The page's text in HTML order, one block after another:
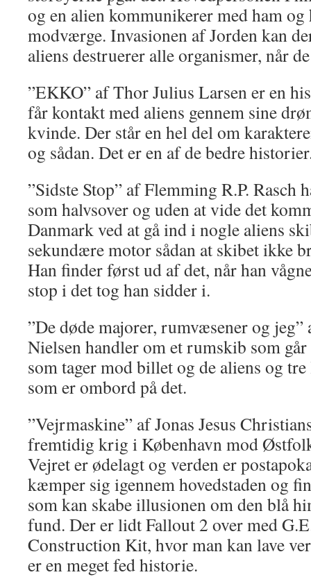
og en alien kommunikerer med ham
modværge. Invasionen af Jorden kan
aliens destruerer alle organismer, når
”EKKO” af Thor Julius Larsen er en
får kontakt med aliens gennem sine
kvinde. Der står en hel del om
og sådan. Det er en af de bedre
”Sidste Stop” af Flemming R.P. Rasch
som halvsover og uden at vide det
Danmark ved at gå ind i nogle aliens
sekundære motor sådan at skibet ikke
Han finder først ud af det, når han
stop i det tog han sidder i.
”De døde majorer, rumvæsener og jeg”
Nielsen handler om et rumskib som
som tager mod billet og de aliens og
som er ombord på det.
”Vejrmaskine” af Jonas Jesus
fremtidig krig i København mod
Vejret er ødelagt og verden er
kæmper sig igennem hovedstaden og
som kan skabe illusionen om den blå
fund. Der er lidt Fallout 2 over med
Construction Kit, hvor man kan lave
er en meget fed historie.